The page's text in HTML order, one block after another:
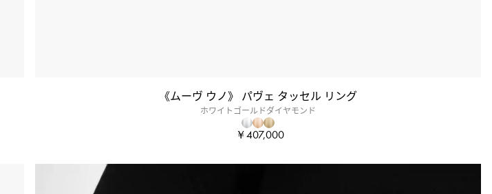
《ムーヴ ウノ》 パヴェ タッセル リング
ホワイトゴールドダイヤモンド
￥407,000